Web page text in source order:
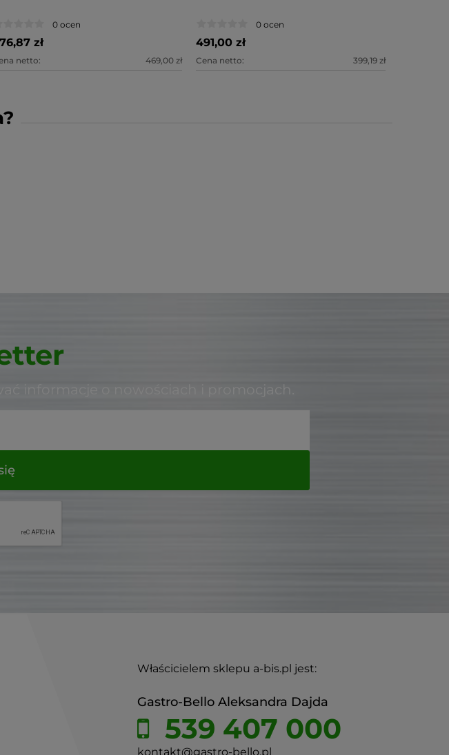
0 ocen
zł
netto: 469,00 zł
0 ocen
491,00 zł
Cena netto: 399,19 zł
informacje o nowościach i promocjach.
Właścicielem sklepu a-bis.pl jest:
Gastro-Bello Aleksandra Dajda
539 407 000
kontakt@gastro-bello.pl